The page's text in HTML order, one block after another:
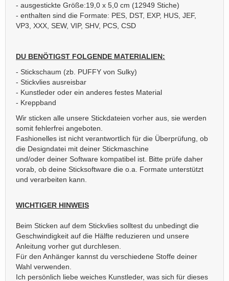
- ausgestickte Größe:19,0 x 5,0 cm (12949 Stiche)
- enthalten sind die Formate: PES, DST, EXP, HUS, JEF,
VP3, XXX, SEW, VIP, SHV, PCS, CSD
DU BENÖTIGST FOLGENDE MATERIALIEN:
- Stickschaum (zb. PUFFY von Sulky)
- Stickvlies ausreisbar
- Kunstleder oder ein anderes festes Material
- Kreppband
Wir sticken alle unsere Stickdateien vorher aus, sie werden
somit fehlerfrei angeboten.
Fashionelles ist nicht verantwortlich für die Überprüfung, ob
die Designdatei mit deiner Stickmaschine
und/oder deiner Software kompatibel ist. Bitte prüfe daher
vorab, ob deine Sticksoftware die o.a. Formate unterstützt
und verarbeiten kann.
WICHTIGER HINWEIS
Beim Sticken auf dem Stickvlies solltest du unbedingt die
Geschwindigkeit auf die Hälfte reduzieren und unsere
Anleitung vorher gut durchlesen.
Für den Anhänger kannst du verschiedene Stoffe deiner
Wahl verwenden.
Ich persönlich liebe weiches Kunstleder, was sich für dieses